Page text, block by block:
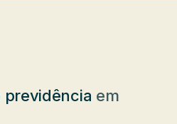
previdência em